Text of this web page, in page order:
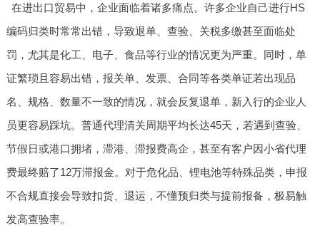
在进出口贸易中，企业面临着诸多痛点。许多企业自己进行HS
编码归类时常常出错，导致退单、查验、关税多缴甚至面临处
罚，尤其是化工、电子、食品等行业的情况更为严重。同时，单
证繁琐且容易出错，报关单、发票、合同等各类单证若出现品
名、规格、数量不一致的情况，就会反复退单，新入行的企业人
员更容易踩坑。普通代理清关周期平均长达45天，若遇到查验、
节假日或港口拥堵，滞港、滞报费高企，甚至有客户因小省代理
费最终赔了12万滞报金。对于危化品、锂电池等特殊品类，申报
不合规直接会导致扣货、退运，不懂预归类与提前报备，极易触
发高查验率。